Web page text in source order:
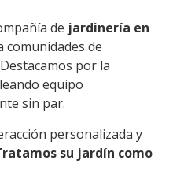
de jardinería en
comunidades de
por la
equipo
sin par.
personalizada y
su jardín como